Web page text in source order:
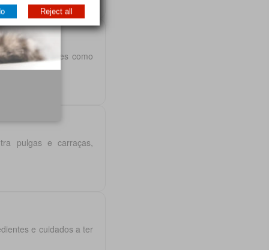
e necessidades como
pulgas e carraças,
e cuidados a ter
Reject all